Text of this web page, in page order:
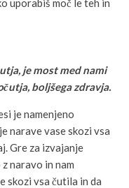
uporabiš moč le teh in
je most med nami
boljšega zdravja.
je namenjeno
narave vase skozi vsa
Gre za izvajanje
naravo in nam
skozi vsa čutila in da